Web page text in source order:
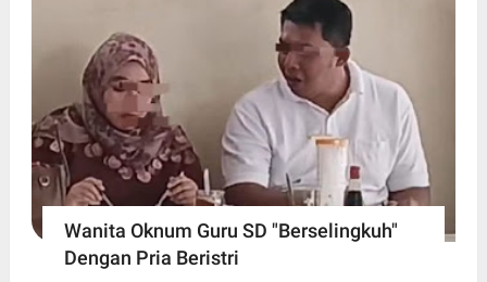
Wanita Oknum Guru SD "Berselingkuh"
Dengan Pria Beristri